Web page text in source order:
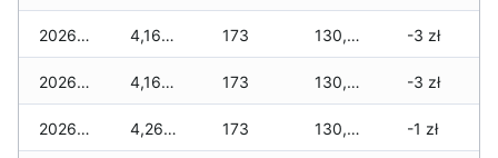
2026-02-01 4,164 zł 173 130,437 zł -3 zł
2026-01-31 4,164 zł 173 130,415 zł -3 zł
2026-01-30 4,264 zł 173 130,359 zł -1 zł